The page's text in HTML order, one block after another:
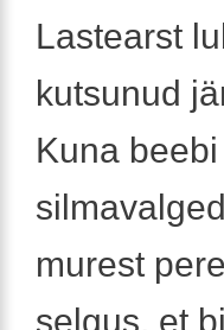
Lastearst
kutsunud
Kuna
murest
selgus, et